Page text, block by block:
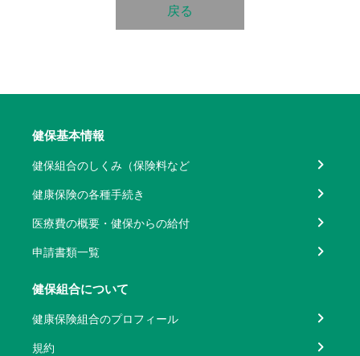
戻る
健保基本情報
健保組合のしくみ（保険料など
健康保険の各種手続き
医療費の概要・健保からの給付
申請書類一覧
健保組合について
健康保険組合のプロフィール
規約